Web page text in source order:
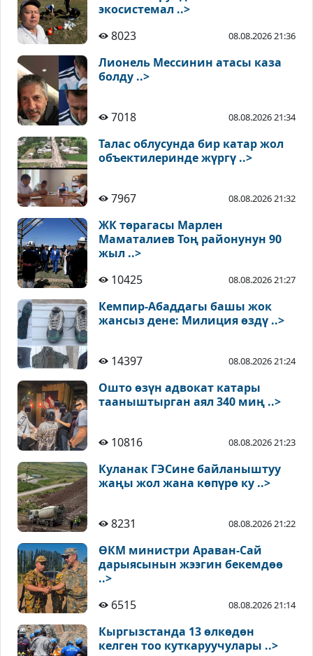
экосистемал ..>
8023
08.08.2026 21:36
Лионель Мессинин атасы каза
болду ..>
7018 08.08.2026 21:34
Талас облусунда бир катар жол
объектилеринде жүргү ..>
7967 08.08.2026 21:32
ЖК төрагасы Марлен
Маматалиев Тоң районунун 90
жыл ..>
10425
08.08.2026 21:27
Кемпир-Абаддагы башы жок
жансыз дене: Милиция өздү ..>
14397 08.08.2026 21:24
Ошто өзүн адвокат катары
тааныштырган аял 340 миң ..>
10816 08.08.2026 21:23
Куланак ГЭСине байланыштуу
жаңы жол жана көпүрө ку ..>
8231 08.08.2026 21:22
ӨКМ министри Араван-Сай
дарыясынын жээгин бекемдөө
..>
6515
08.08.2026 21:14
Кыргызстанда 13 өлкөдөн
келген тоо куткаруучулары ..>